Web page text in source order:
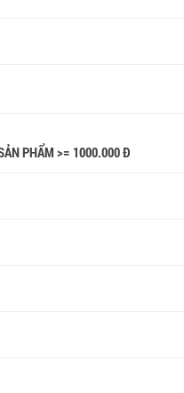
PHẨM >= 1000.000 Đ